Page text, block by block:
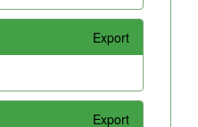
Export
Export